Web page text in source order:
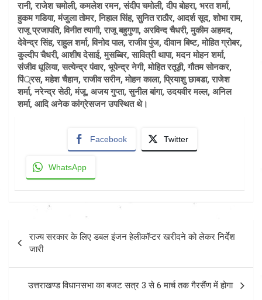
रानी, राजेश चमोली, कमलेश रमन, संदीप चमोली, दीप बोहरा, भरत शर्मा,
हुकम गडिया, मंजुला तोमर, निहाल सिंह, सुनित राठौर, आदर्श सूद, शोभा राम,
राजू प्रजापति, विनीत त्यागी, राजू बहुगुणा, अरविन्द चैधरी, मुकीम अहमद,
देवेन्द्र सिंह, राहुल शर्मा, विनोद पाल, राजीव पुंज, दीवान बिष्ट, मोहित ग्रोबर,
कुल्दीप चैधरी, आशीष देसाई, मुसब्बिर, सावित्री थापा, मदन मोहन शर्मा,
संजीव धूलिया, सत्येन्द्र पंवार, भूपेन्द्र नेगी, मोहित रतूड़ी, गौतम सोनकर,
पिं्रस, महेश चैहान, राजीव सरीन, मोहन काला, प्रियाशु छाबडा, राजेश
शर्मा, नरेन्द्र सेठी, मंजू, अजय गुप्ता, सुनील बांगा, उदयवीर मल्ल, अनिल
शर्मा, आदि अनेक कांग्रेसजन उपस्थित थे।
Facebook Twitter
WhatsApp
navigation
राज्य सरकार के लिए डबल इंजन हेलीकॉप्टर खरीदने को लेकर निर्देश
जारी
उत्तराखण्ड विधानसभा का बजट सत्र 3 से 6 मार्च तक गैरसैंण में होगा